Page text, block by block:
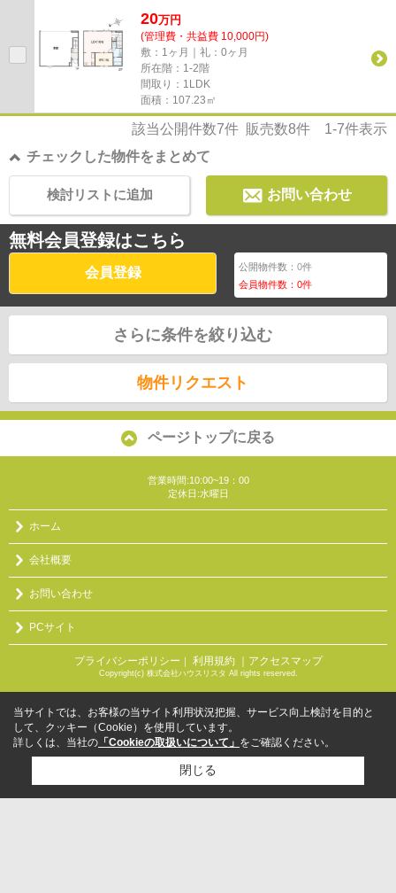
20万円
(管理費・共益費 10,000円)
敷：1ヶ月｜礼：0ヶ月
所在階：1-2階
間取り：1LDK
面積：107.23㎡
該当公開件数7件 販売数8件 1-7件表示
チェックした物件をまとめて
お問い合わせ
検討リストに追加
無料会員登録はこちら
会員登録 公開物件数：0件
会員物件数：0件
さらに条件を絞り込む
物件リクエスト
ページトップに戻る
営業時間:10:00~19：00
定休日:水曜日
ホーム
会社概要
お問い合わせ
PCサイト
プライバシーポリシー ｜ 利用規約 ｜アクセスマップ
Copyright(c) 株式会社ハウスリスタ All rights reserved.
当サイトでは、お客様の当サイト利用状況把握、サービス向上検討を目的と
して、クッキー（Cookie）を使用しています。
詳しくは、当社の 「Cookieの取扱いについて」 をご確認ください。
閉じる